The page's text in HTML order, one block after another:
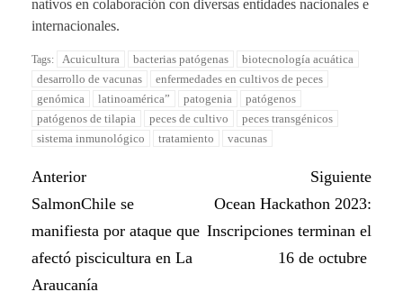
nativos en colaboración con diversas entidades nacionales e
internacionales.
Tags: Acuicultura bacterias patógenas
biotecnología acuática
desarrollo de vacunas
enfermedades en cultivos de peces
genómica
latinoamérica” patogenia
patógenos
patógenos de tilapia
peces de cultivo
peces transgénicos
sistema inmunológico
tratamiento vacunas
Anterior
SalmonChile se
manifiesta por ataque que
afectó piscicultura en La
Araucanía
Siguiente
Ocean Hackathon 2023:
Inscripciones terminan el
16 de octubre